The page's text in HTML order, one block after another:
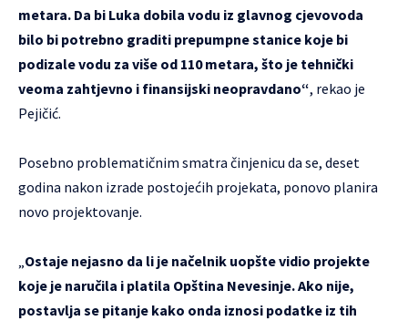
metara. Da bi Luka dobila vodu iz glavnog cjevovoda
bilo bi potrebno graditi prepumpne stanice koje bi
podizale vodu za više od 110 metara, što je tehnički
veoma zahtjevno i finansijski neopravdano“, rekao je
Pejičić.
Posebno problematičnim smatra činjenicu da se, deset
godina nakon izrade postojećih projekata, ponovo planira
novo projektovanje.
Ostaje nejasno da li je načelnik uopšte vidio projekte
koje je naručila i platila Opština Nevesinje. Ako nije,
postavlja se pitanje kako onda iznosi podatke iz tih